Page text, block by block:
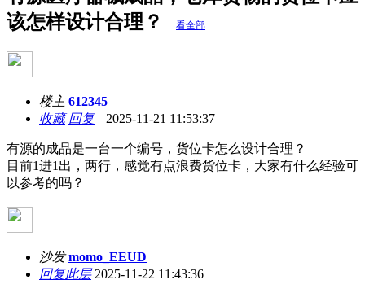
该怎样设计合理？
看全部
楼主 612345
收藏 回复 2025-11-21 11:53:37
有源的成品是一台一个编号，货位卡怎么设计合理？
目前1进1出，两行，感觉有点浪费货位卡，大家有什么经验可
以参考的吗？
沙发 momo_EEUD
回复此层2025-11-22 11:43:36